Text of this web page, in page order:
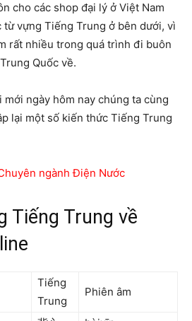
cho các shop đại lý ở Việt Nam
vựng Tiếng Trung ở bên dưới, vì
rất nhiều trong quá trình đi buôn
Quốc về.
ngày hôm nay chúng ta cùng
lại một số kiến thức Tiếng Trung
ngành Điện Nước
Tiếng Trung về
Tiếng
Trung
Phiên âm